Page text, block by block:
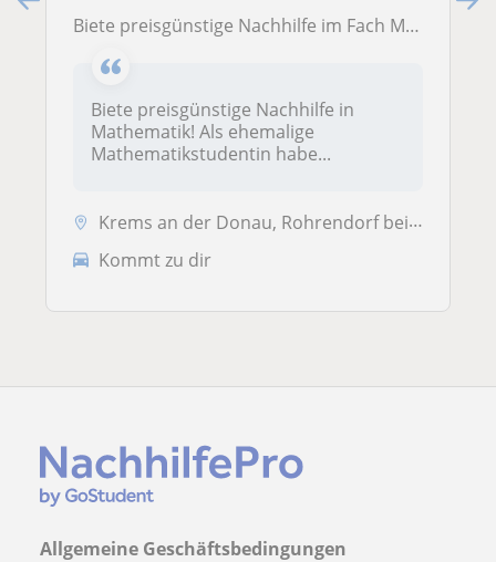
Biete preisgünstige Nachhilfe im Fach Mathematik!
Biete preisgünstige Nachhilfe in
Mathematik! Als ehemalige
Mathematikstudentin habe...
Krems an der Donau, Rohrendorf bei Krems, Stratzing
Kommt zu dir
Allgemeine Geschäftsbedingungen